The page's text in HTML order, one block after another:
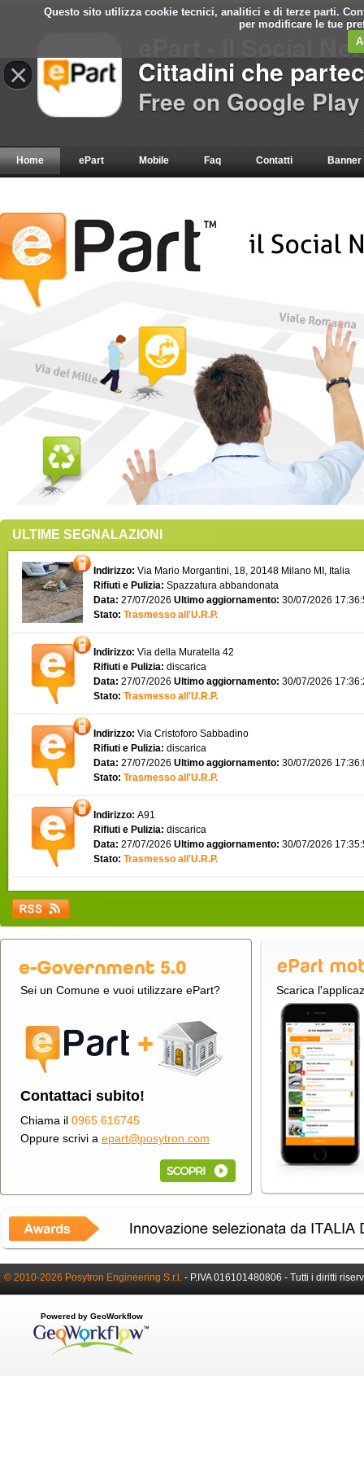
Questo sito utilizza cookie tecnici, analitici e di terze parti.
per modificare le tue
Home ePart Mobile Faq Contatti Banner
ULTIME SEGNALAZIONI
Indirizzo: Via Mario Morgantini, 18, 20148 Milano MI, Italia
Rifiuti e Pulizia: Spazzatura abbandonata
Data: 27/07/2026 Ultimo aggiornamento: 30/07/2026
Stato: Trasmesso all'U.R.P.
Indirizzo: Via della Muratella 42
Rifiuti e Pulizia: discarica
Data: 27/07/2026 Ultimo aggiornamento: 30/07/2026
Stato: Trasmesso all'U.R.P.
Indirizzo: Via Cristoforo Sabbadino
Rifiuti e Pulizia: discarica
Data: 27/07/2026 Ultimo aggiornamento: 30/07/2026
Stato: Trasmesso all'U.R.P.
Indirizzo: A91
Rifiuti e Pulizia: discarica
Data: 27/07/2026 Ultimo aggiornamento: 30/07/2026
Stato: Trasmesso all'U.R.P.
Sei un Comune e vuoi utilizzare ePart?
Contattaci subito!
Chiama il 0965 616745
Oppure scrivi a epart@posytron.com
Scarica
© 2010-2026 Posytron Engineering S.r.l. - P.IVA 016101480806 - Tutti i diritti
Powered by GeoWorkflow
×
ePart - Il Social
Cittadini che
Free on Google Play